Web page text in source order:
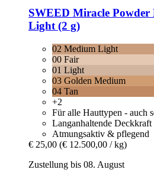
SWEED Miracle
Light (2 g)
02 Medium Light
00 Fair
01 Light
03 Golden Medium
04 Tan
+2
Für alle Hauttypen - auch
Langanhaltende Deckkraft
Atmungsaktiv & pflegend
€ 25,00 (€ 12.500,00 / kg)
Zustellung bis 08. August